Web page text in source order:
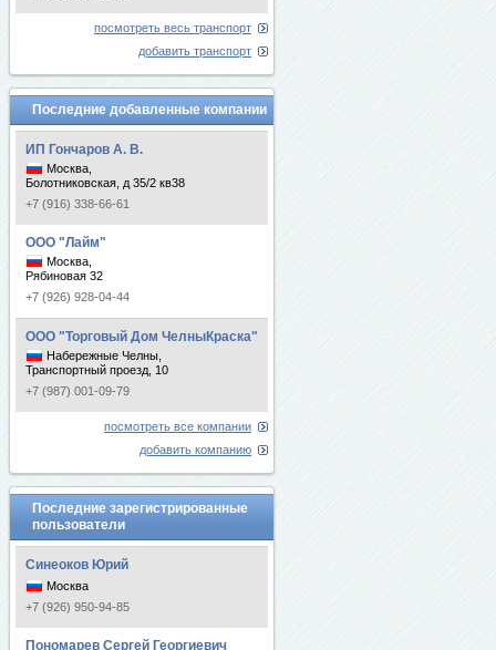
посмотреть весь транспорт
добавить транспорт
Последние добавленные компании
ИП Гончаров А. В.
Москва,
Болотниковская, д 35/2 кв38
+7 (916) 338-66-61
ООО "Лайм"
Москва,
Рябиновая 32
+7 (926) 928-04-44
ООО "Торговый Дом ЧелныКраска"
Набережные Челны,
Транспортный проезд, 10
+7 (987) 001-09-79
посмотреть все компании
добавить компанию
Последние зарегистрированные
пользователи
Синеоков Юрий
Москва
+7 (926) 950-94-85
Пономарев Сергей Георгиевич